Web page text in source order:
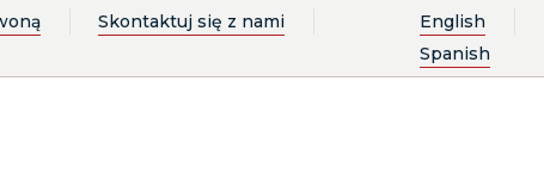
Skontaktuj się z nami
English
Spanish